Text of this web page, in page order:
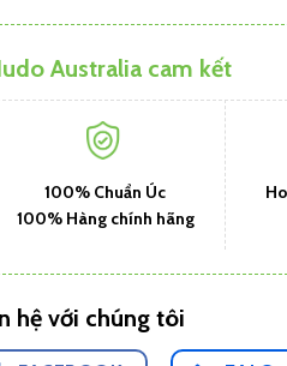
Australia cam kết
100% Chuẩn Úc
100% Hàng chính hãng
hệ với chúng tôi